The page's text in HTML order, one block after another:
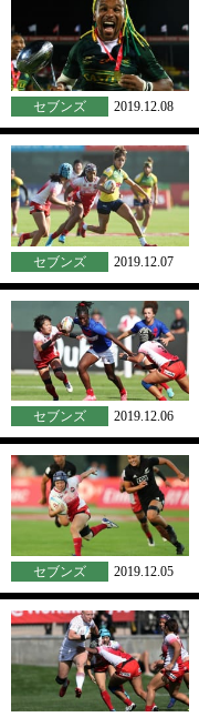
セブンズ 2019.12.08
セブンズ 2019.12.07
セブンズ 2019.12.06
セブンズ 2019.12.05